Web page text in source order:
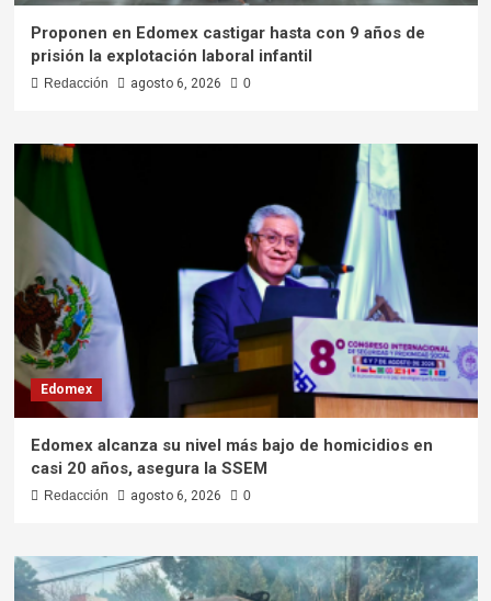
Proponen en Edomex castigar hasta con 9 años de
prisión la explotación laboral infantil
Redacción agosto 6, 2026 0
Edomex
Edomex alcanza su nivel más bajo de homicidios en
casi 20 años, asegura la SSEM
Redacción agosto 6, 2026 0